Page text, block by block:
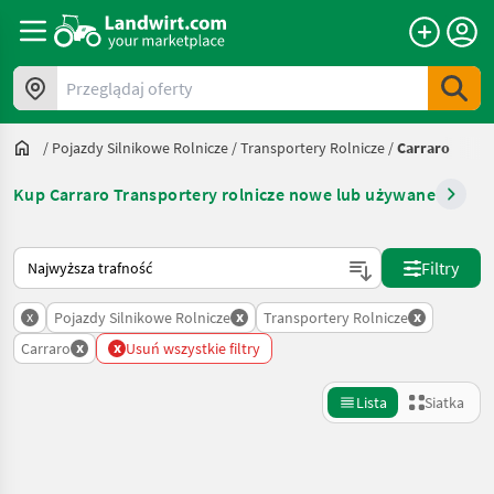
Przeglądaj oferty
/ Pojazdy Silnikowe Rolnicze /Transportery Rolnicze /Carraro
Kup Carraro Transportery rolnicze nowe lub używane
Tak sortuje się na Landwirt.com
Filtry
x Pojazdy Silnikowe Rolnicze x Transportery Rolnicze x
Carraro x x Usuń wszystkie filtry
Lista Siatka